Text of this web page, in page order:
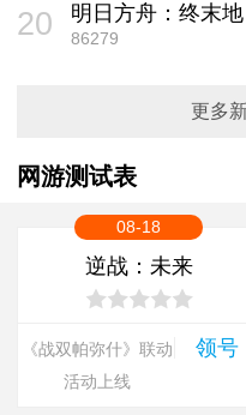
20 明日方舟：终末地
86279
更多
网游测试表
08-18
逆战：未来
《战双帕弥什》联动
活动上线
领号